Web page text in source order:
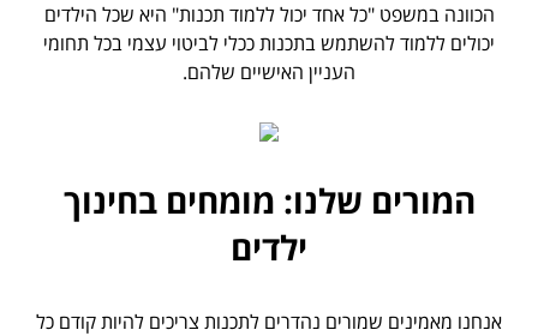
הכוונה במשפט "כל אחד יכול ללמוד תכנות" היא שכל הילדים
יכולים ללמוד להשתמש בתכנות ככלי לביטוי עצמי בכל תחומי
העניין האישיים שלהם.
המורים שלנו: מומחים בחינוך
ילדים
אנחנו מאמינים שמורים נהדרים לתכנות צריכים להיות קודם כל